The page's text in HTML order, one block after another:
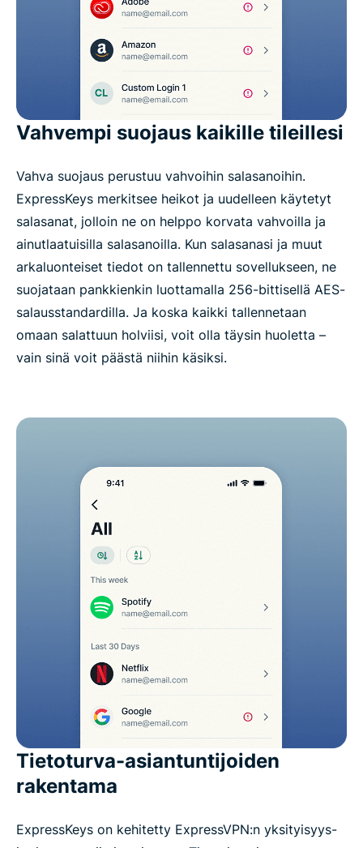
Vahvempi suojaus kaikille tileillesi
Vahva suojaus perustuu vahvoihin salasanoihin.
ExpressKeys merkitsee heikot ja uudelleen käytetyt
salasanat, jolloin ne on helppo korvata vahvoilla ja
ainutlaatuisilla salasanoilla. Kun salasanasi ja muut
arkaluonteiset tiedot on tallennettu sovellukseen, ne
suojataan pankkienkin luottamalla 256-bittisellä AES-
salausstandardilla. Ja koska kaikki tallennetaan
omaan salattuun holviisi, voit olla täysin huoletta –
vain sinä voit päästä niihin käsiksi.
Tietoturva-asiantuntijoiden
rakentama
ExpressKeys on kehitetty ExpressVPN:n yksityisyys-